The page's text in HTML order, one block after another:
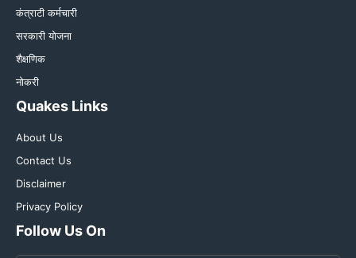
कंत्राटी कर्मचारी
सरकारी योजना
शैक्षणिक
नोकरी
Quakes Links
About Us
Contact Us
Disclaimer
Privacy Policy
Follow Us On